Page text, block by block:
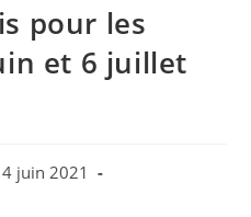
pour les
et 6 juillet
4 juin 2021